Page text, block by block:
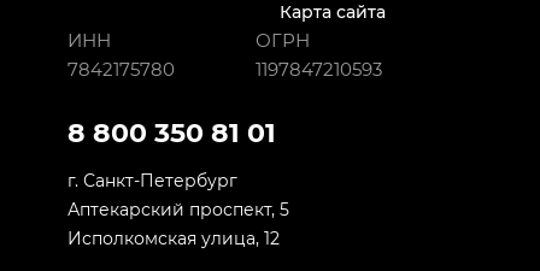
Карта сайта
ИНН
7842175780
ОГРН
1197847210593
8 800 350 81 01
г. Санкт-Петербург
Аптекарский проспект, 5
Исполкомская улица, 12